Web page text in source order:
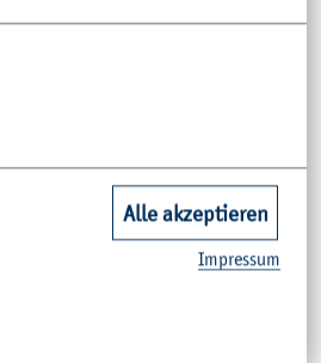
Alle akzeptieren
Im­pres­sum